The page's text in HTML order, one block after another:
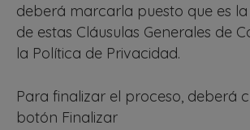
deberá marcarla puesto que es
de estas Cláusulas Generales de
la Política de Privacidad.
Para finalizar el proceso, deberá
botón Finalizar